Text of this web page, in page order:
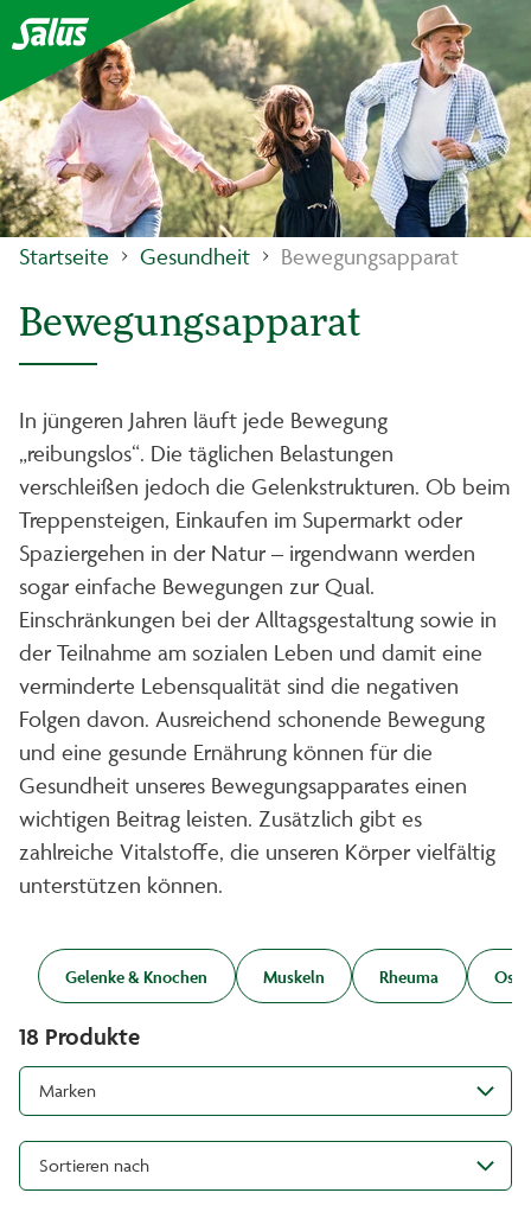
Startseite Gesundheit Bewegungsapparat
Bewegungsapparat
In jüngeren Jahren läuft jede Bewegung
„reibungslos“. Die täglichen Belastungen
verschleißen jedoch die Gelenkstrukturen. Ob beim
Treppensteigen, Einkaufen im Supermarkt oder
Spaziergehen in der Natur – irgendwann werden
sogar einfache Bewegungen zur Qual.
Einschränkungen bei der Alltagsgestaltung sowie in
der Teilnahme am sozialen Leben und damit eine
verminderte Lebensqualität sind die negativen
Folgen davon. Ausreichend schonende Bewegung
und eine gesunde Ernährung können für die
Gesundheit unseres Bewegungsapparates einen
wichtigen Beitrag leisten. Zusätzlich gibt es
zahlreiche Vitalstoffe, die unseren Körper vielfältig
unterstützen können.
Gelenke & Knochen Muskeln Rheuma
18 Produkte
Marken
Sortieren nach